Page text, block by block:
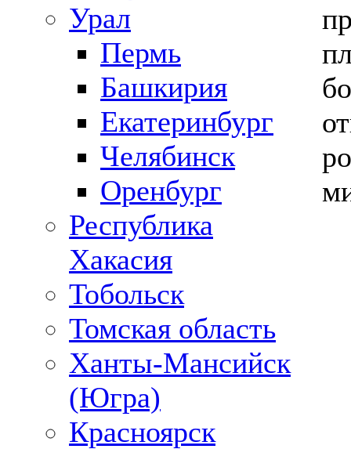
Урал
Пермь
Башкирия
Екатеринбург
Челябинск
Оренбург
Республика
Хакасия
Тобольск
Томская область
Ханты-Мансийск
(Югра)
Красноярск